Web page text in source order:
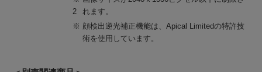
2
れます。
※ 顔検出逆光補正機能は、Apical Limitedの特許技
術を使用しています。